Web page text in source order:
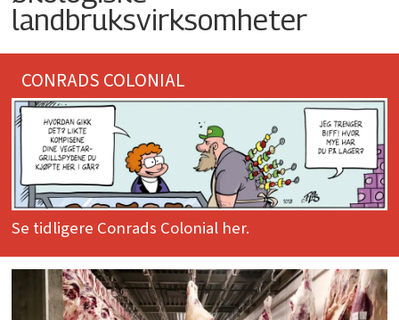
landbruksvirksomheter
CONRADS COLONIAL
Se tidligere Conrads Colonial her.